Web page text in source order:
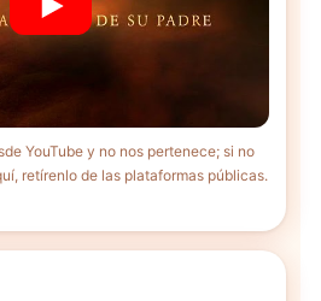
YouTube y no nos pertenece; si no
retírenlo de las plataformas públicas.